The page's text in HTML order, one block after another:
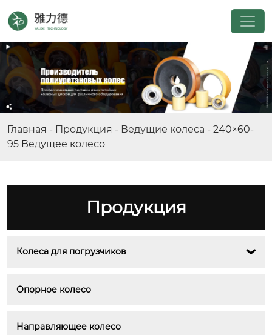
Главная - Продукция - Ведущие колеса - 240×60-
95 Ведущее колесо
Продукция
Колеса для погрузчиков 
Опорное колесо
Направляющее колесо